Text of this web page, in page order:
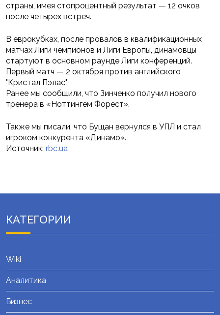
страны, имея стопроцентный результат — 12 очков
после четырех встреч.
В еврокубках, после провалов в квалификационных
матчах Лиги чемпионов и Лиги Европы, динамовцы
стартуют в основном раунде Лиги конференций.
Первый матч — 2 октября против английского
"Кристал Пэлас".
Ранее мы сообщили, что Зинченко получил нового
тренера в «Ноттингем Форест».
Также мы писали, что Бущан вернулся в УПЛ и стал
игроком конкурента «Динамо».
Источник: rbc.ua
КАТЕГОРИИ
Wiki
Аналитика
Бизнес